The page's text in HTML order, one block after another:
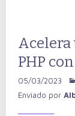
Acelera
PHP
05/03/2023
Enviado por